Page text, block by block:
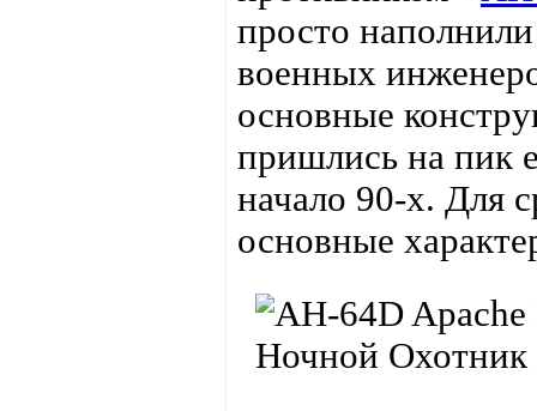
просто
военных
основные
пришлись на пик
начало 90-х. Для
основные